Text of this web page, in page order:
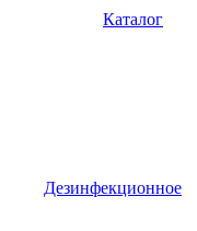
Каталог
Дезинфекционное